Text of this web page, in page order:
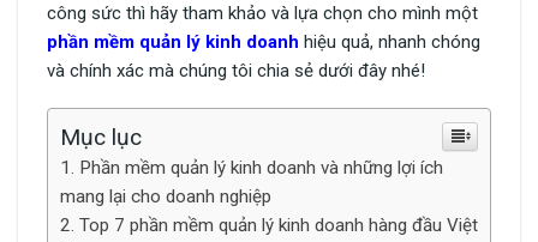
công sức thì hãy tham khảo và lựa chọn cho mình một
phần mềm quản lý kinh doanh hiệu quả, nhanh chóng
và chính xác mà chúng tôi chia sẻ dưới đây nhé!
Mục lục
Phần mềm quản lý kinh doanh và những lợi ích
mang lại cho doanh nghiệp
Top 7 phần mềm quản lý kinh doanh hàng đầu Việt